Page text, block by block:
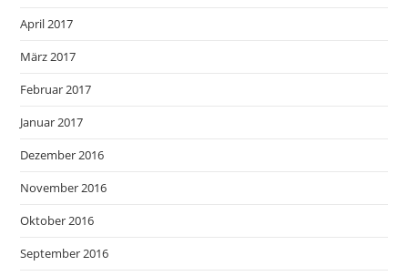
April 2017
März 2017
Februar 2017
Januar 2017
Dezember 2016
November 2016
Oktober 2016
September 2016